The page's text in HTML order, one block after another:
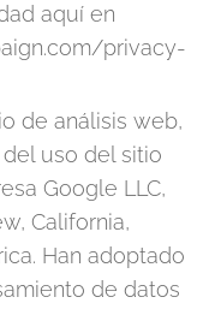
aquí en
privacy-
de análisis web,
uso del sitio
Google LLC,
California,
Han adoptado
de datos